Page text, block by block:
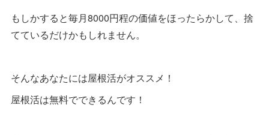
もしかすると毎月8000円程の価値をほったらかして、捨
てているだけかもしれません。
そんなあなたには屋根活がオススメ！
屋根活は無料でできるんです！